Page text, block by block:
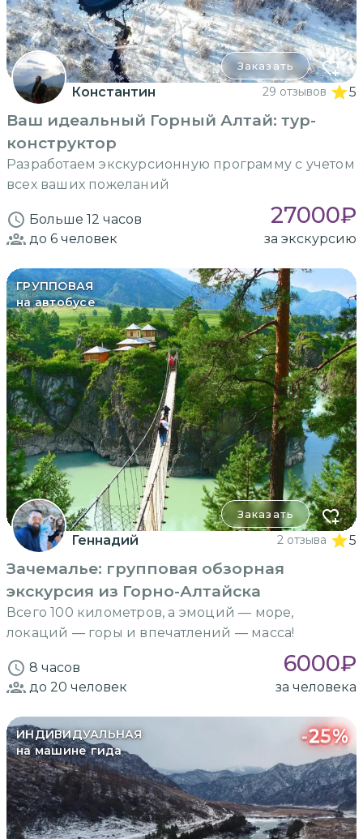
Заказать
Константин 29 отзывов 5
Ваш идеальный Горный Алтай: тур-
конструктор
Разработаем экскурсионную программу с учетом
всех ваших пожеланий
Больше 12 часов 27000₽
до 6 человек за экскурсию
ГРУППОВАЯ
на автобусе
Заказать
Геннадий 2 отзыва 5
Зачемалье: групповая обзорная
экскурсия из Горно-Алтайска
Всего 100 километров, а эмоций — море,
локаций — горы и впечатлений — масса!
8 часов 6000₽
до 20 человек за человека
ИНДИВИДУАЛЬНАЯ
на машине гида
-25%